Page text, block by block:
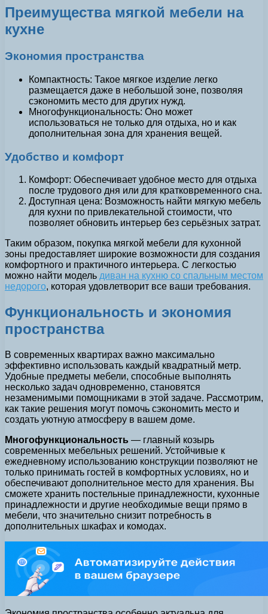
Преимущества мягкой мебели на
кухне
Экономия пространства
Компактность: Такое мягкое изделие легко
размещается даже в небольшой зоне, позволяя
сэкономить место для других нужд.
Многофункциональность: Оно может
использоваться не только для отдыха, но и как
дополнительная зона для хранения вещей.
Удобство и комфорт
Комфорт: Обеспечивает удобное место для отдыха
после трудового дня или для кратковременного сна.
Доступная цена: Возможность найти мягкую мебель
для кухни по привлекательной стоимости, что
позволяет обновить интерьер без серьёзных затрат.
Таким образом, покупка мягкой мебели для кухонной
зоны предоставляет широкие возможности для создания
комфортного и практичного интерьера. С легкостью
можно найти модель диван на кухню со спальным местом
недорого, которая удовлетворит все ваши требования.
Функциональность и экономия
пространства
В современных квартирах важно максимально
эффективно использовать каждый квадратный метр.
Удобные предметы мебели, способные выполнять
несколько задач одновременно, становятся
незаменимыми помощниками в этой задаче. Рассмотрим,
как такие решения могут помочь сэкономить место и
создать уютную атмосферу в вашем доме.
Многофункциональность — главный козырь
современных мебельных решений. Устойчивые к
ежедневному использованию конструкции позволяют не
только принимать гостей в комфортных условиях, но и
обеспечивают дополнительное место для хранения. Вы
сможете хранить постельные принадлежности, кухонные
принадлежности и другие необходимые вещи прямо в
мебели, что значительно снизит потребность в
дополнительных шкафах и комодах.